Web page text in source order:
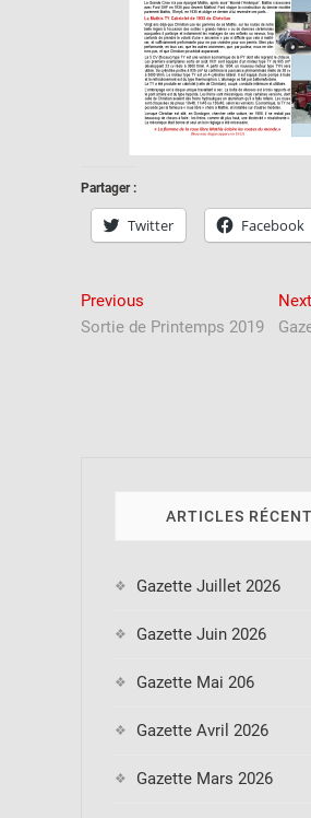
Partager :
Twitter Facebook
Navigation
de
Previous
post:
Sortie de Printemps 2019
Next
ARTICLES
Gazette Juillet 2026
Gazette Juin 2026
Gazette Mai 206
Gazette Avril 2026
Gazette Mars 2026